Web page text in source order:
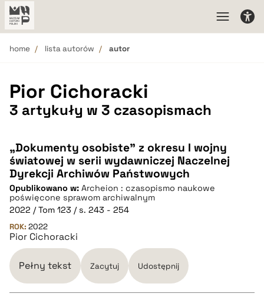
home lista autorów autor
Pior Cichoracki
3 artykuły w 3 czasopismach
„Dokumenty osobiste” z okresu I wojny
światowej w serii wydawniczej Naczelnej
Dyrekcji Archiwów Państwowych
Opublikowano w: Archeion : czasopismo naukowe
poświęcone sprawom archiwalnym
2022 / Tom 123 / s. 243 - 254
ROK: 2022
Pior Cichoracki
Pełny tekst Zacytuj Udostępnij